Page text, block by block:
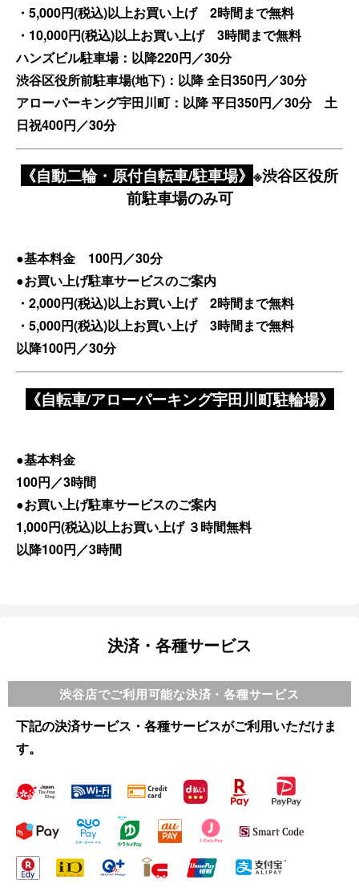
・5,000円(税込)以上お買い上げ 2時間まで無料
・10,000円(税込)以上お買い上げ 3時間まで無料
ハンズビル駐車場：以降220円／30分
渋谷区役所前駐車場(地下)：以降 全日350円／30分
アローパーキング宇田川町：以降 平日350円／30分 土
日祝400円／30分
《自動二輪・原付自転車/駐車場》 ※渋谷区役所
前駐車場のみ可
●基本料金 100円／30分
●お買い上げ駐車サービスのご案内
・2,000円(税込)以上お買い上げ 2時間まで無料
・5,000円(税込)以上お買い上げ 3時間まで無料
以降100円／30分
《自転車/アローパーキング宇田川町駐輪場》
●基本料金
100円／3時間
●お買い上げ駐車サービスのご案内
1,000円(税込)以上お買い上げ ３時間無料
以降100円／3時間
決済・各種サービス
渋谷店でご利用可能な決済・各種サービス
下記の決済サービス・各種サービスがご利用いただけま
す。